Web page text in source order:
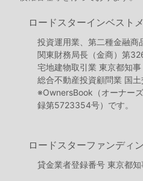
ロードスターインベスト
投資運用業、第二種金融商
関東財務局長（金商）第
宅地建物取引業 東京都知
総合不動産投資顧問業 国
※OwnersBook（オーナー
録第5723354号）です。
ロードスターファンディ
貸金業者登録番号 東京都